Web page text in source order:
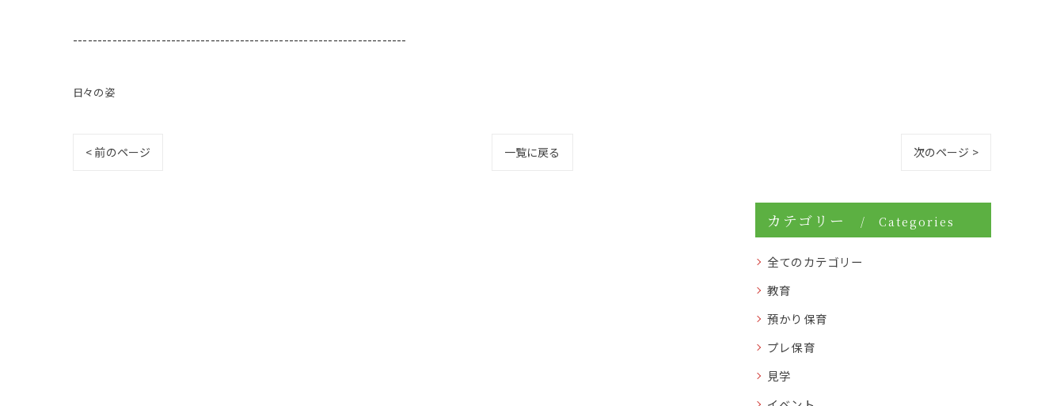
--------------------------------------------------------------------
日々の姿
< 前のページ 一覧に戻る 次のページ >
カテゴリー Categories
全てのカテゴリー
教育
預かり保育
プレ保育
見学